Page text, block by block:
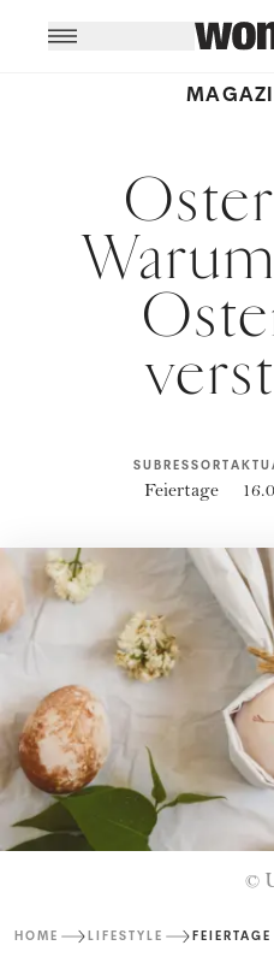
SUBRESSORT
Feiertage
©
HOME LIFESTYLE FEIERTAGE